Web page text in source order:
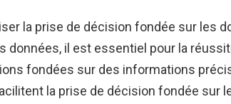
la prise de décision fondée sur les
données, il est essentiel pour la
fondées sur des informations
la prise de décision fondée sur